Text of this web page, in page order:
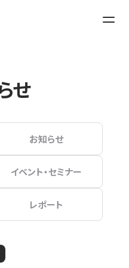
せ
お知らせ
イベント・セミナー
レポート